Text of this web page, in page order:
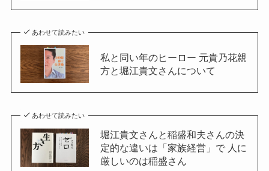
あわせて読みたい
私と同い年のヒーロー 元貴乃花親
方と堀江貴文さんについて
あわせて読みたい
堀江貴文さんと稲盛和夫さんの決
定的な違いは「家族経営」で 人に
厳しいのは稲盛さん